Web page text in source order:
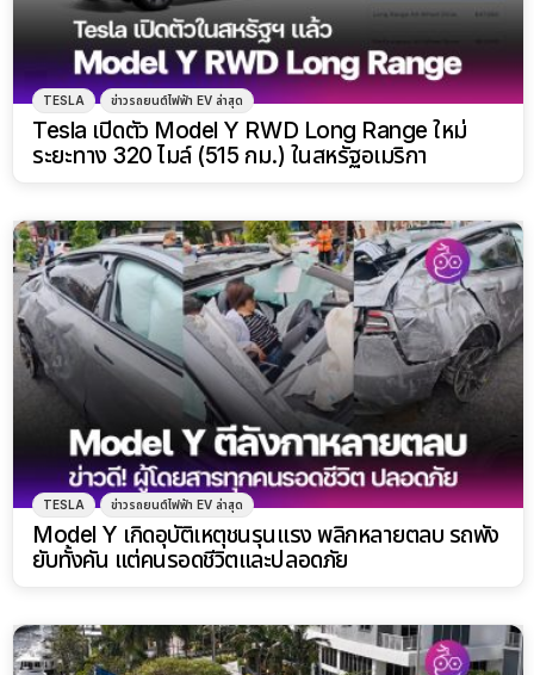
TESLA ข่าวรถยนต์ไฟฟ้า EV ล่าสุด
Tesla เปิดตัว Model Y RWD Long Range ใหม่
ระยะทาง 320 ไมล์ (515 กม.) ในสหรัฐอเมริกา
TESLA ข่าวรถยนต์ไฟฟ้า EV ล่าสุด
Model Y เกิดอุบัติเหตุชนรุนแรง พลิกหลายตลบ รถพัง
ยับทั้งคัน แต่คนรอดชีวิตและปลอดภัย